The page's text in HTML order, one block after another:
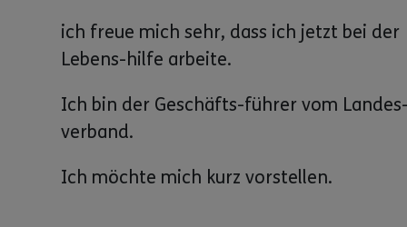
ich freue mich sehr, dass ich jetzt bei der
Lebens-hilfe arbeite.
Ich bin der Geschäfts-führer vom
verband.
Ich möchte mich kurz vorstellen.